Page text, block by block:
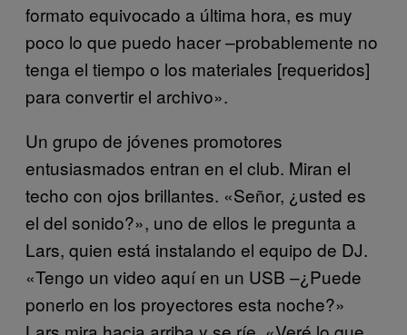
formato equivocado a última hora, es muy
poco lo que puedo hacer –probablemente no
tenga el tiempo o los materiales [requeridos]
para convertir el archivo».
Un grupo de jóvenes promotores
entusiasmados entran en el club. Miran el
techo con ojos brillantes. «Señor, ¿usted es
el del sonido?», uno de ellos le pregunta a
Lars, quien está instalando el equipo de DJ.
«Tengo un video aquí en un USB –¿Puede
ponerlo en los proyectores esta noche?»